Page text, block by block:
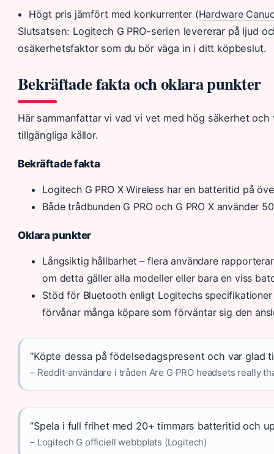
Högt pris jämfört med konkurrenter (Hardware
Slutsatsen: Logitech G PRO-serien levererar på ljud
osäkerhetsfaktor som du bör väga in i ditt köpbeslut.
Bekräftade fakta och oklara punkter
Här sammanfattar vi vad vi vet med hög säkerhet
tillgängliga källor.
Bekräftade fakta
Logitech G PRO X Wireless har en batteritid på
Både trådbunden G PRO och G PRO X använder
Oklara punkter
Långsiktig hållbarhet – flera användare
om detta gäller alla modeller eller bara en viss
Stöd för Bluetooth enligt Logitechs specifikationer
förvånar många köpare som förväntar sig den
”Köpte dessa på födelsedagspresent och var glad
– Reddit‑användare i tråden Are G PRO headsets really
”Spela i full frihet med 20+ timmars batteritid och
– Logitech G officiell webbplats (Logitech)